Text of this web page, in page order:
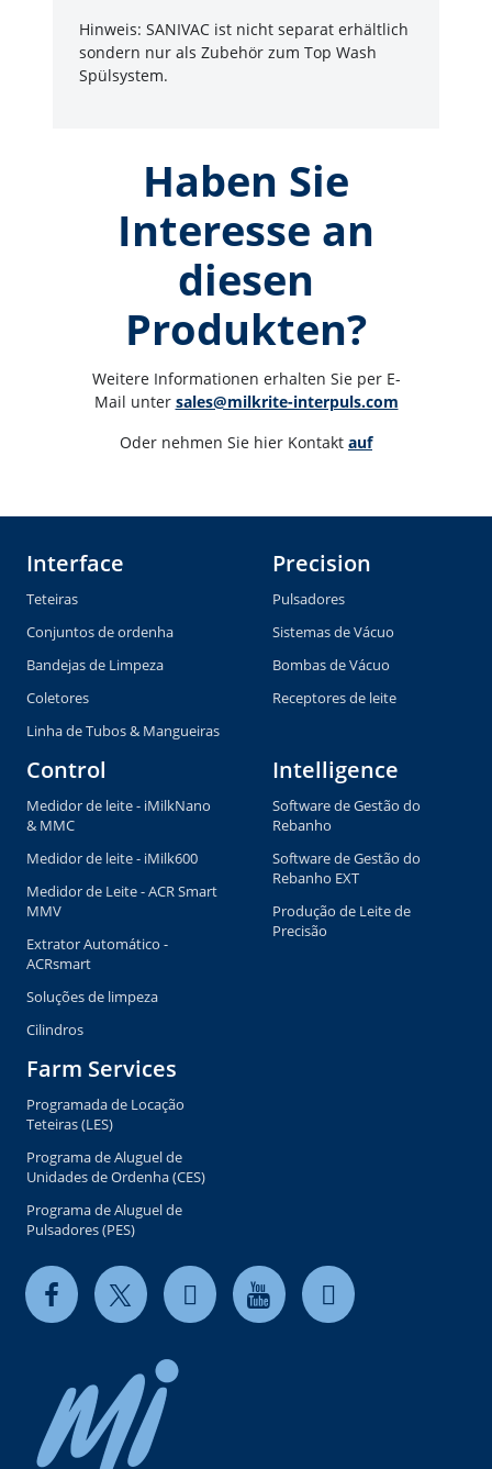
Hinweis: SANIVAC ist nicht separat erhältlich
sondern nur als Zubehör zum Top Wash
Spülsystem.
Haben Sie
Interesse an
diesen
Produkten?
Weitere Informationen erhalten Sie per E-
Mail unter sales@milkrite-interpuls.com
Oder nehmen Sie hier Kontakt auf
Interface
Teteiras
Conjuntos de ordenha
Bandejas de Limpeza
Coletores
Linha de Tubos & Mangueiras
Precision
Pulsadores
Sistemas de Vácuo
Bombas de Vácuo
Receptores de leite
Control
Medidor de leite - iMilkNano
& MMC
Medidor de leite - iMilk600
Medidor de Leite - ACR Smart
MMV
Extrator Automático -
ACRsmart
Soluções de limpeza
Cilindros
Intelligence
Software de Gestão do
Rebanho
Software de Gestão do
Rebanho EXT
Produção de Leite de
Precisão
Farm Services
Programada de Locação
Teteiras (LES)
Programa de Aluguel de
Unidades de Ordenha (CES)
Programa de Aluguel de
Pulsadores (PES)